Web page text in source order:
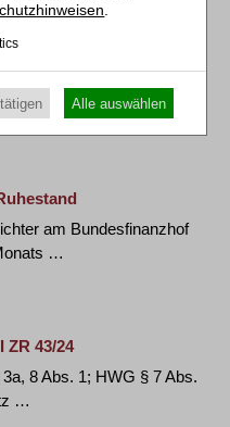
ZR 67/23
im …
am Bundesfinanzhof
…
ZR 43/24
8 Abs. 1; HWG § 7 Abs.
…
Alle auswählen